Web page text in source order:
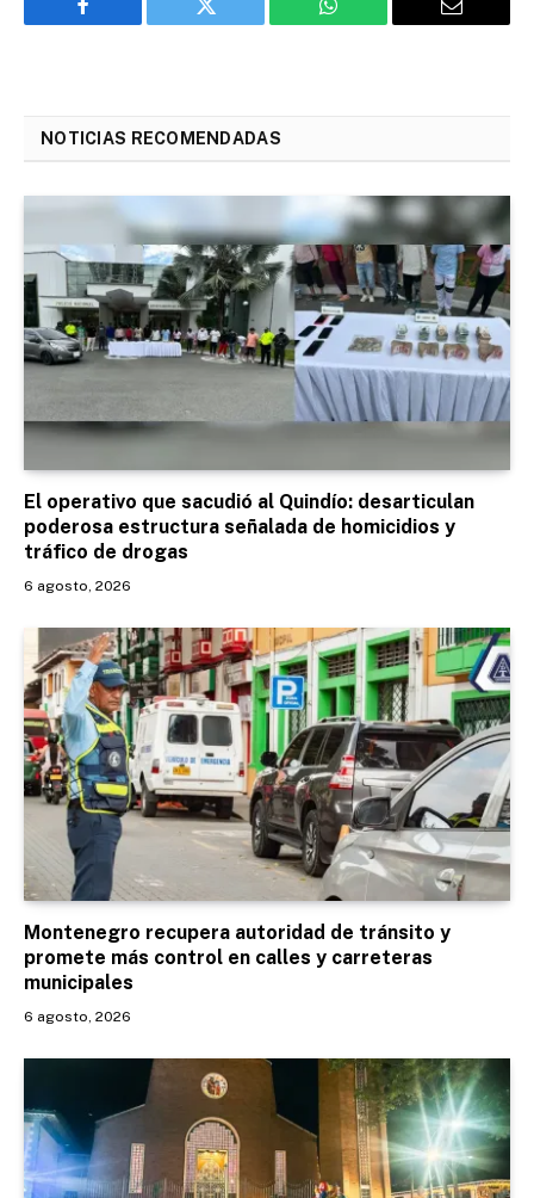
Facebook Twitter WhatsApp Email
NOTICIAS RECOMENDADAS
El operativo que sacudió al Quindío: desarticulan
poderosa estructura señalada de homicidios y
tráfico de drogas
6 agosto, 2026
Montenegro recupera autoridad de tránsito y
promete más control en calles y carreteras
municipales
6 agosto, 2026